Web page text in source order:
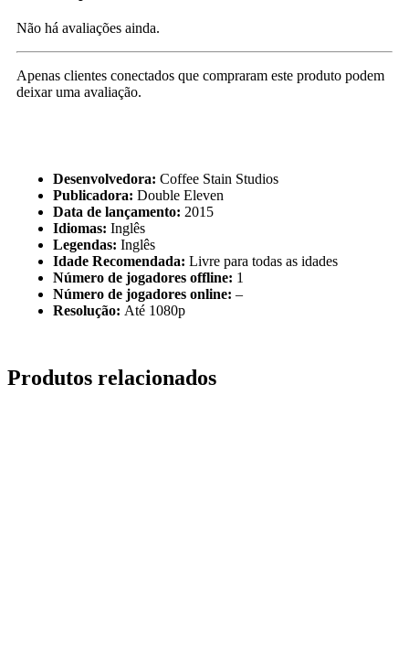
Não há avaliações ainda.
Apenas clientes conectados que compraram este produto podem
deixar uma avaliação.
Desenvolvedora: Coffee Stain Studios
Publicadora: Double Eleven
Data de lançamento: 2015
Idiomas: Inglês
Legendas: Inglês
Idade Recomendada: Livre para todas as idades
Número de jogadores offline: 1
Número de jogadores online: –
Resolução: Até 1080p
Produtos relacionados